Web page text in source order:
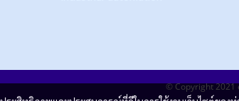
© Copyright 2021